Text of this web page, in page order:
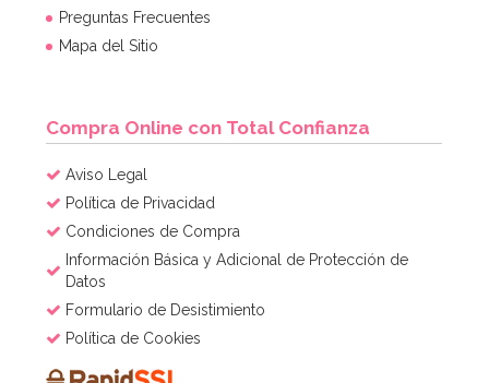
7,95€
AÑADIR
Preguntas Frecuentes
Mapa del Sitio
Compra Online con Total Confianza
Aviso Legal
Política de Privacidad
Condiciones de Compra
Información Básica y Adicional de Protección de
Datos
Formulario de Desistimiento
Política de Cookies